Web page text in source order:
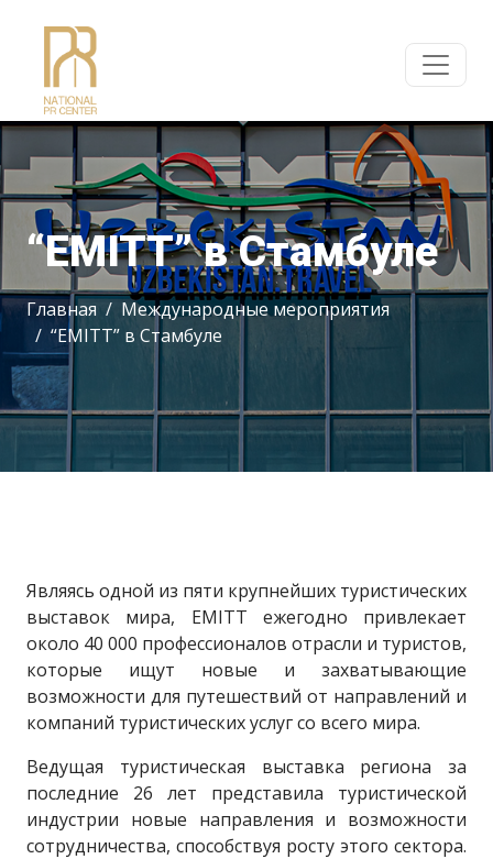
“EMITT” в Стамбуле
Главная
Международные мероприятия
“EMITT” в Стамбуле
Являясь одной из пяти крупнейших туристических
выставок мира, EMITT ежегодно привлекает
около 40 000 профессионалов отрасли и туристов,
которые ищут новые и захватывающие
возможности для путешествий от направлений и
компаний туристических услуг со всего мира.
Ведущая туристическая выставка региона за
последние 26 лет представила туристической
индустрии новые направления и возможности
сотрудничества, способствуя росту этого сектора.